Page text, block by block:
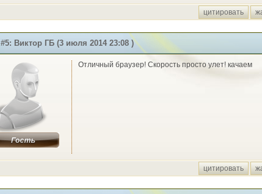
цитировать
#5: Виктор ГБ (3 июля 2014 23:08 )
Отличный браузер! Скорость просто улет! качаем
цитировать